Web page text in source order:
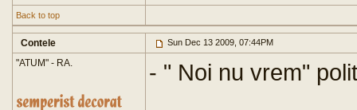
Back to top
Contele Sun Dec 13 2009, 07:44PM
"ATUM" - RA. - " Noi nu vrem"